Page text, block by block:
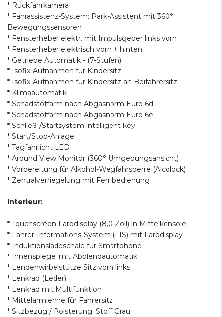
* Rückfahrkamera
* Fahrassistenz-System: Park-Assistent mit 360°
Bewegungssensoren
* Fensterheber elektr. mit Impulsgeber links vorn
* Fensterheber elektrisch vorn + hinten
* Getriebe Automatik - (7-Stufen)
* Isofix-Aufnahmen für Kindersitz
* Isofix-Aufnahmen für Kindersitz an Beifahrersitz
* Klimaautomatik
* Schadstoffarm nach Abgasnorm Euro 6d
* Schadstoffarm nach Abgasnorm Euro 6e
* Schließ-/Startsystem intelligent key
* Start/Stop-Anlage
* Tagfahrlicht LED
* Around View Monitor (360° Umgebungsansicht)
* Vorbereitung für Alkohol-Wegfahrsperre (Alcolock)
* Zentralverriegelung mit Fernbedienung
Interieur:
* Touchscreen-Farbdisplay (8,0 Zoll) in Mittelkonsole
* Fahrer-Informations-System (FIS) mit Farbdisplay
* Induktionsladeschale für Smartphone
* Innenspiegel mit Abblendautomatik
* Lendenwirbelstütze Sitz vorn links
* Lenkrad (Leder)
* Lenkrad mit Multifunktion
* Mittelarmlehne für Fahrersitz
* Sitzbezug / Polsterung: Stoff Grau